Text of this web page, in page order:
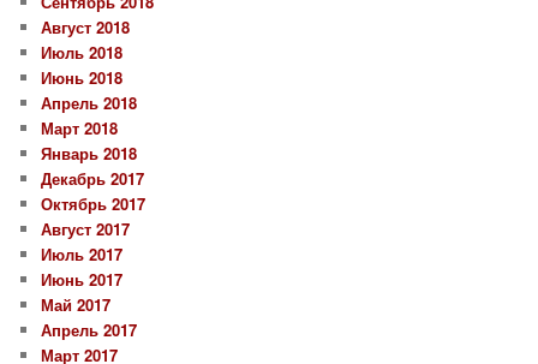
Август 2018
Июль 2018
Июнь 2018
Апрель 2018
Март 2018
Январь 2018
Декабрь 2017
Октябрь 2017
Август 2017
Июль 2017
Июнь 2017
Май 2017
Апрель 2017
Март 2017